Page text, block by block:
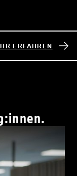
ERFAHREN